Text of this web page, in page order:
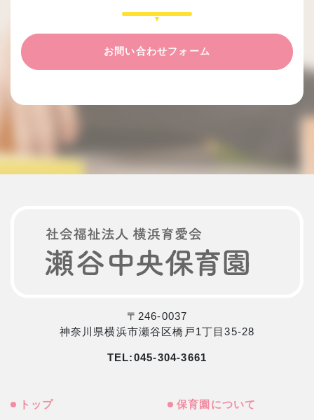
お問い合わせフォーム
〒246-0037
神奈川県横浜市瀬谷区橋戸1丁目35-28
TEL:045-304-3661
トップ 保育園について